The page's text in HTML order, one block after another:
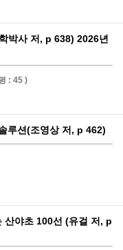
박사 저, p 638) 2026년
: 45 )
루션(조영상 저, p 462)
산야초 100선 (유걸 저, p